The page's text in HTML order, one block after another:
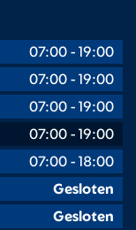
07:00 - 19:00
07:00 - 19:00
07:00 - 19:00
07:00 - 19:00
07:00 - 18:00
Gesloten
Gesloten